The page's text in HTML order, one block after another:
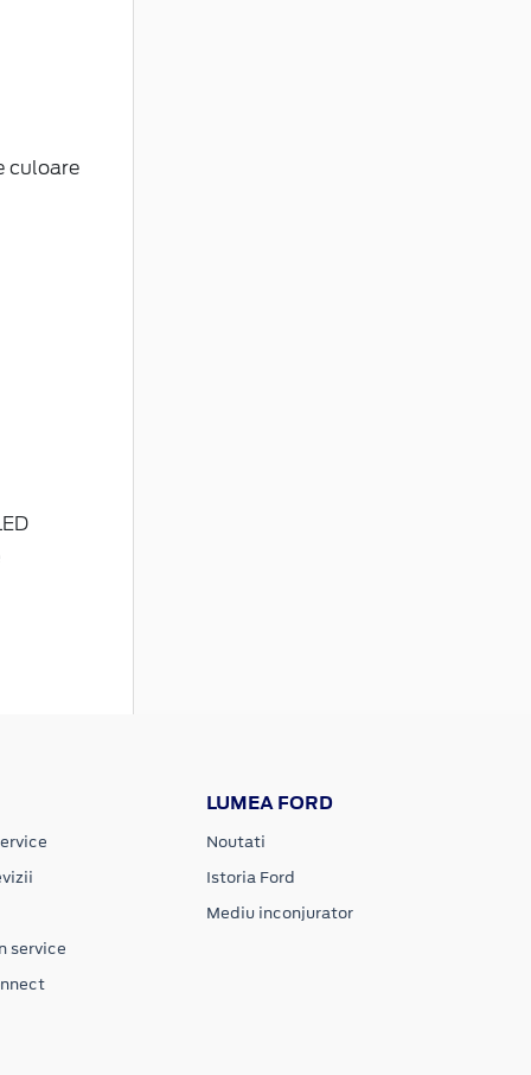
culoare
service
LUMEA FORD
Noutati
Istoria Ford
Mediu inconjurator